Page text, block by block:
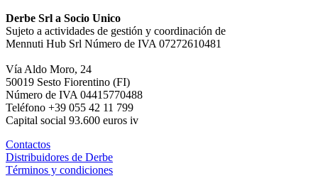
Derbe Srl a Socio Unico
Sujeto a actividades de gestión y coordinación de
Mennuti Hub Srl Número de IVA 07272610481
Vía Aldo Moro, 24
50019 Sesto Fiorentino (FI)
Número de IVA 04415770488
Teléfono +39 055 42 11 799
Capital social 93.600 euros iv
Contactos
Distribuidores de Derbe
Términos y condiciones